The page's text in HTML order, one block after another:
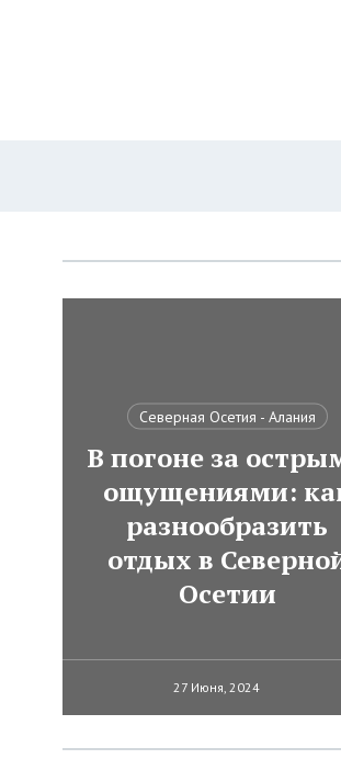
Северная Осетия - Алания
В погоне за
ощущениями:
разнообразить
отдых в
Осетии
27 Июня, 2024